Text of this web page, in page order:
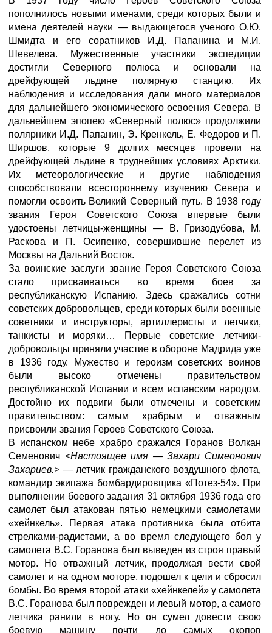
пополнилось новыми именами, среди которых были и
имена деятелей науки — выдающегося ученого О.Ю.
Шмидта и его соратников И.Д. Папанина и М.И.
Шевелева. Мужественные участники экспедиции
достигли Северного полюса и основали на
дрейфующей льдине полярную станцию. Их
наблюдения и исследования дали много материалов
для дальнейшего экономического освоения Севера. В
дальнейшем эпопею «Северный полюс» продолжили
полярники И.Д. Папанин, Э. Кренкель, Е. Федоров и П.
Ширшов, которые 9 долгих месяцев провели на
дрейфующей льдине в труднейших условиях Арктики.
Их метеорологические и другие наблюдения
способствовали всестороннему изучению Севера и
помогли освоить Великий Северный путь. В 1938 году
звания Героя Советского Союза впервые были
удостоены летчицы-женщины — В. Гризодубова, М.
Раскова и П. Осипенко, совершившие перелет из
Москвы на Дальний Восток.
За воинские заслуги звание Героя Советского Союза
стало присваиваться во время боев за
республиканскую Испанию. Здесь сражались сотни
советских добровольцев, среди которых были военные
советники и инструкторы, артиллеристы и летчики,
танкисты и моряки… Первые советские летчики-
добровольцы приняли участие в обороне Мадрида уже
в 1936 году. Мужество и героизм советских воинов
были высоко отмечены правительством
республиканской Испании и всем испанским народом.
Достойно их подвиги были отмечены и советским
правительством: самым храбрым и отважным
присвоили звания Героев Советского Союза.
В испанском небе храбро сражался Горанов Волкан
Семенович <Настоящее имя — Захари Симеонович
Захариев.> — летчик гражданского воздушного флота,
командир экипажа бомбардировщика «Потез-54». При
выполнении боевого задания 31 октября 1936 года его
самолет был атакован пятью немецкими самолетами
«хейнкель». Первая атака противника была отбита
стрелками-радистами, а во время следующего боя у
самолета В.С. Горанова был выведен из строя правый
мотор. Но отважный летчик, продолжая вести свой
самолет и на одном моторе, подошел к цели и сбросил
бомбы. Во время второй атаки «хейнкелей» у самолета
В.С. Горанова был поврежден и левый мотор, а самого
летчика ранили в ногу. Но он сумел довести свою
боевую машину почти до самых окопов